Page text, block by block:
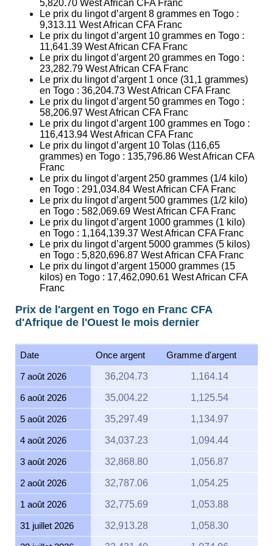
5,820.70 West African CFA Franc
Le prix du lingot d’argent 8 grammes en Togo :
9,313.11 West African CFA Franc
Le prix du lingot d’argent 10 grammes en Togo :
11,641.39 West African CFA Franc
Le prix du lingot d’argent 20 grammes en Togo :
23,282.79 West African CFA Franc
Le prix du lingot d’argent 1 once (31,1 grammes)
en Togo : 36,204.73 West African CFA Franc
Le prix du lingot d’argent 50 grammes en Togo :
58,206.97 West African CFA Franc
Le prix du lingot d’argent 100 grammes en Togo :
116,413.94 West African CFA Franc
Le prix du lingot d’argent 10 Tolas (116,65
grammes) en Togo : 135,796.86 West African CFA
Franc
Le prix du lingot d’argent 250 grammes (1/4 kilo)
en Togo : 291,034.84 West African CFA Franc
Le prix du lingot d’argent 500 grammes (1/2 kilo)
en Togo : 582,069.69 West African CFA Franc
Le prix du lingot d’argent 1000 grammes (1 kilo)
en Togo : 1,164,139.37 West African CFA Franc
Le prix du lingot d’argent 5000 grammes (5 kilos)
en Togo : 5,820,696.87 West African CFA Franc
Le prix du lingot d’argent 15000 grammes (15
kilos) en Togo : 17,462,090.61 West African CFA
Franc
Prix de l'argent en Togo en Franc CFA
d'Afrique de l'Ouest le mois dernier
Date Once argent Gramme d'argent
7 août 2026 36,204.73 1,164.14
6 août 2026 35,004.22 1,125.54
5 août 2026 35,297.49 1,134.97
4 août 2026 34,037.23 1,094.44
3 août 2026 32,868.80 1,056.87
2 août 2026 32,787.06 1,054.25
1 août 2026 32,775.69 1,053.88
31 juillet 2026 32,913.28 1,058.30